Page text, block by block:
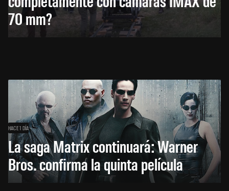
70 mm?
HACE 1 DÍA
La saga Matrix continuará: Warner
Bros. confirma la quinta película